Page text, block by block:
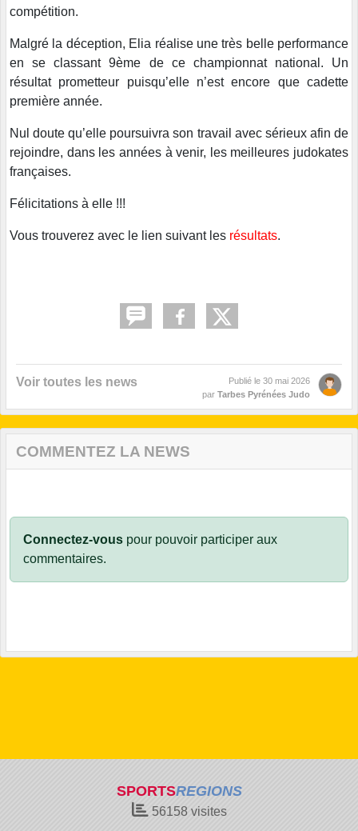
compétition.
Malgré la déception, Elia réalise une très belle performance
en se classant 9ème de ce championnat national. Un
résultat prometteur puisqu’elle n’est encore que cadette
première année.
Nul doute qu’elle poursuivra son travail avec sérieux afin de
rejoindre, dans les années à venir, les meilleures judokates
françaises.
Félicitations à elle !!!
Vous trouverez avec le lien suivant les résultats.
Voir toutes les news Publié le 30 mai 2026
par Tarbes Pyrénées Judo
COMMENTEZ LA NEWS
Connectez-vous pour pouvoir participer aux
commentaires.
SPORTSREGIONS
56158visites